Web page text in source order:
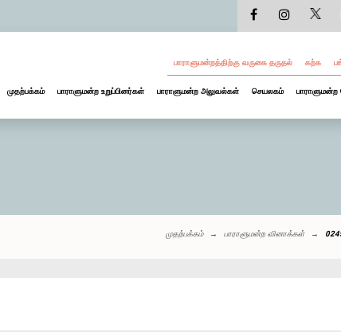
பாராளுமன்றத்திற்கு வருகை தருதல் கற்க
முதற்பக்கம் பாராளுமன்ற உறுப்பினர்கள் பாராளுமன்ற அலுவல்கள் செயலகம் பாராளுமன்ற
முதற்பக்கம் பாராளுமன்ற வினாக்கள்